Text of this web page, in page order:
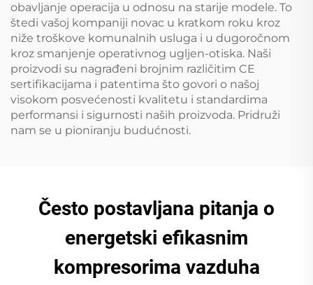
obavljanje operacija u odnosu na starije modele. To
štedi vašoj kompaniji novac u kratkom roku kroz
niže troškove komunalnih usluga i u dugoročnom
kroz smanjenje operativnog ugljen-otiska. Naši
proizvodi su nagrađeni brojnim različitim CE
sertifikacijama i patentima što govori o našoj
visokom posvećenosti kvalitetu i standardima
performansi i sigurnosti naših proizvoda. Pridruži
nam se u pioniranju budućnosti.
Često postavljana pitanja o
energetski efikasnim
kompresorima vazduha